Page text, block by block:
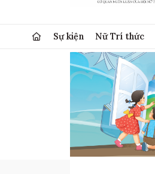
Sự kiện Nữ Trí thức